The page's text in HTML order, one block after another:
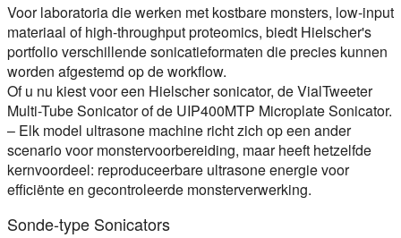
Voor laboratoria die werken met kostbare monsters, low-input
materiaal of high-throughput proteomics, biedt Hielscher's
portfolio verschillende sonicatieformaten die precies kunnen
worden afgestemd op de workflow.
Of u nu kiest voor een Hielscher sonicator, de VialTweeter
Multi-Tube Sonicator of de UIP400MTP Microplate Sonicator.
– Elk model ultrasone machine richt zich op een ander
scenario voor monstervoorbereiding, maar heeft hetzelfde
kernvoordeel: reproduceerbare ultrasone energie voor
efficiënte en gecontroleerde monsterverwerking.
Sonde-type Sonicators